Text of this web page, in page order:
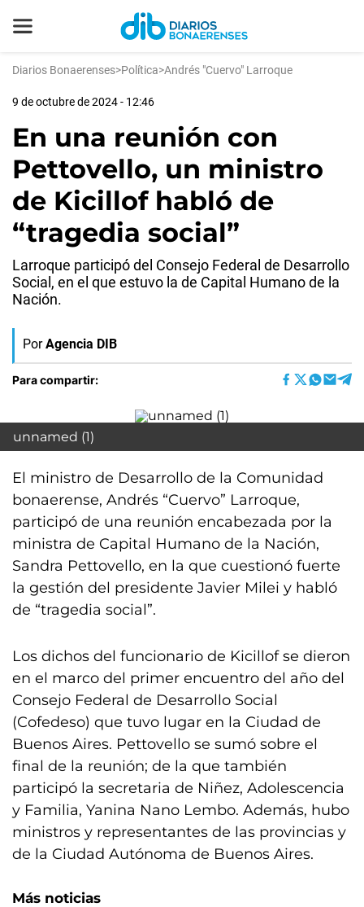
Diarios Bonaerenses>Política>Andrés "Cuervo" Larroque
9 de octubre de 2024 - 12:46
En una reunión con
Pettovello, un ministro
de Kicillof habló de
“tragedia social”
Larroque participó del Consejo Federal de Desarrollo
Social, en el que estuvo la de Capital Humano de la
Nación.
Por Agencia DIB
Para compartir:
unnamed (1)
El ministro de Desarrollo de la Comunidad
bonaerense, Andrés “Cuervo” Larroque,
participó de una reunión encabezada por la
ministra de Capital Humano de la Nación,
Sandra Pettovello, en la que cuestionó fuerte
la gestión del presidente Javier Milei y habló
de “tragedia social”.
Los dichos del funcionario de Kicillof se dieron
en el marco del primer encuentro del año del
Consejo Federal de Desarrollo Social
(Cofedeso) que tuvo lugar en la Ciudad de
Buenos Aires. Pettovello se sumó sobre el
final de la reunión; de la que también
participó la secretaria de Niñez, Adolescencia
y Familia, Yanina Nano Lembo. Además, hubo
ministros y representantes de las provincias y
de la Ciudad Autónoma de Buenos Aires.
Más noticias